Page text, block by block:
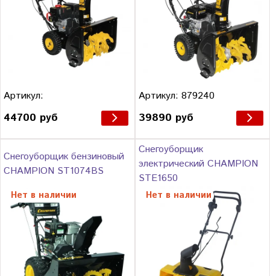
Артикул:
44700 руб
Артикул: 879240
39890 руб
Снегоуборщик бензиновый
CHAMPION ST1074BS
Нет в наличии
Снегоуборщик
электрический CHAMPION
STE1650
Нет в наличии